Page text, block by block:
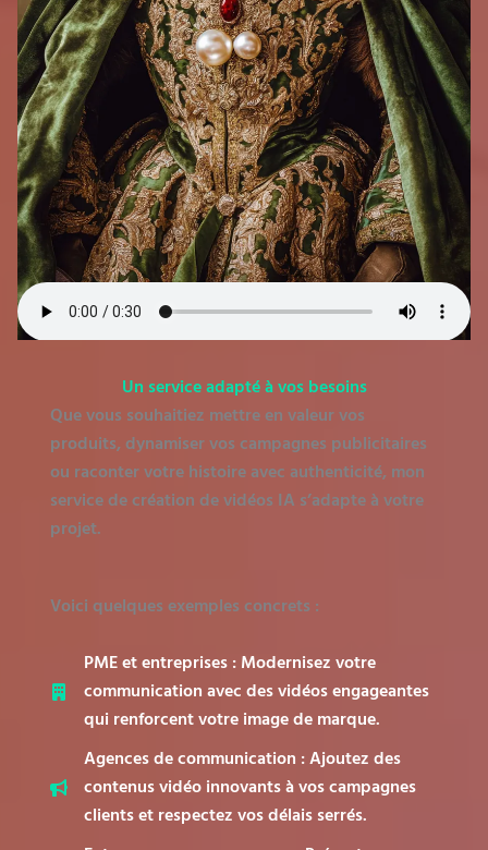
Un service adapté à vos besoins
Que vous souhaitiez mettre en valeur vos
produits, dynamiser vos campagnes publicitaires
ou raconter votre histoire avec authenticité, mon
service de création de vidéos IA s’adapte à votre
projet.
Voici quelques exemples concrets :
PME et entreprises : Modernisez votre
communication avec des vidéos engageantes
qui renforcent votre image de marque.
Agences de communication : Ajoutez des
contenus vidéo innovants à vos campagnes
clients et respectez vos délais serrés.